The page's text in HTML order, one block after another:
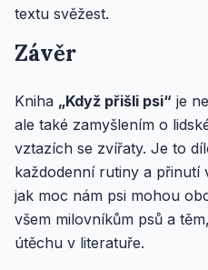
textu svěžest.
Závěr
Kniha „Když přišli psi“ je
ale také zamyšlením o
vztazích se zvířaty. Je to
každodenní rutiny a přinutí
jak moc nám psi mohou
všem milovníkům psů a
útěchu v literatuře.